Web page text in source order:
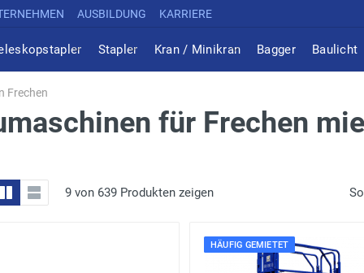
AUSBILDUNG KARRIERE
Stapler Kran / Minikran Bagger Baulicht
Frechen
für Frechen
9 von 639 Produkten zeigen
HÄUFIG GEMIETET